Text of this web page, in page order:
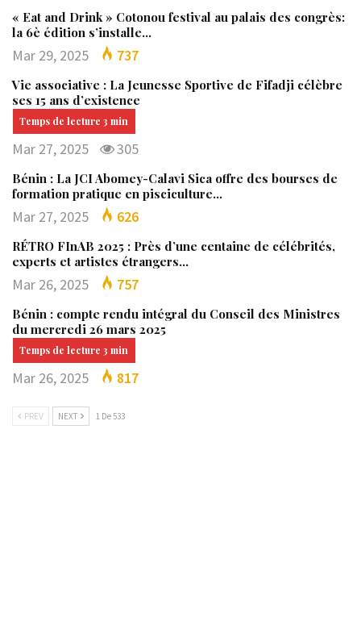
« Eat and Drink » Cotonou festival au palais des congrès:
la 6è édition s’installe…
Mar 29, 2025 737
Vie associative : La Jeunesse Sportive de Fifadji célèbre
ses 15 ans d’existence
Mar 27, 2025 305
Bénin : La JCI Abomey-Calavi Sica offre des bourses de
formation pratique en pisciculture…
Mar 27, 2025 626
RÉTRO FInAB 2025 : Près d’une centaine de célébrités,
experts et artistes étrangers…
Mar 26, 2025 757
Bénin : compte rendu intégral du Conseil des Ministres
du mercredi 26 mars 2025
Mar 26, 2025 817
PREV NEXT 1 De 533